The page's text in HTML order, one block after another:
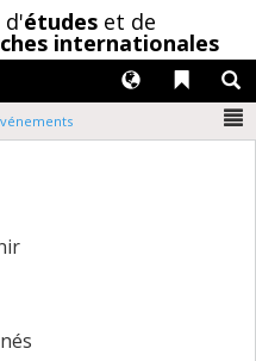
d'études et de
internationales
Liens
Langues